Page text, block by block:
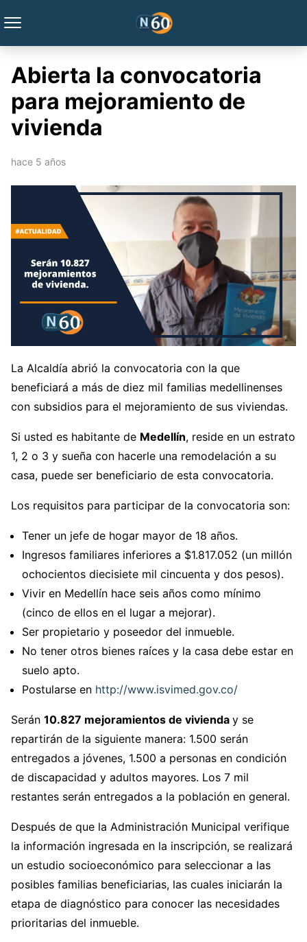
Abierta la convocatoria
para mejoramiento de
vivienda
hace 5 años
La Alcaldía abrió la convocatoria con la que
beneficiará a más de diez mil familias medellinenses
con subsidios para el mejoramiento de sus viviendas.
Si usted es habitante de Medellín, reside en un estrato
1, 2 o 3 y sueña con hacerle una remodelación a su
casa, puede ser beneficiario de esta convocatoria.
Los requisitos para participar de la convocatoria son:
Tener un jefe de hogar mayor de 18 años.
Ingresos familiares inferiores a $1.817.052 (un millón
ochocientos diecisiete mil cincuenta y dos pesos).
Vivir en Medellín hace seis años como mínimo
(cinco de ellos en el lugar a mejorar).
Ser propietario y poseedor del inmueble.
No tener otros bienes raíces y la casa debe estar en
suelo apto.
Postularse en http://www.isvimed.gov.co/
Serán 10.827 mejoramientos de vivienda y se
repartirán de la siguiente manera: 1.500 serán
entregados a jóvenes, 1.500 a personas en condición
de discapacidad y adultos mayores. Los 7 mil
restantes serán entregados a la población en general.
Después de que la Administración Municipal verifique
la información ingresada en la inscripción, se realizará
un estudio socioeconómico para seleccionar a las
posibles familias beneficiarias, las cuales iniciarán la
etapa de diagnóstico para conocer las necesidades
prioritarias del inmueble.